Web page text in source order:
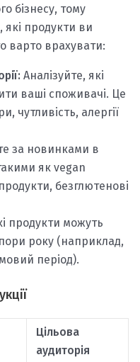
бізнесу, тому
продукти ви
варто врахувати:
Аналізуйте, які
ваші споживачі. Це
чутливість, алергії
за новинками в
як vegan
безглютенові
продукти можуть
року (наприклад,
період).
Цільова
аудиторія